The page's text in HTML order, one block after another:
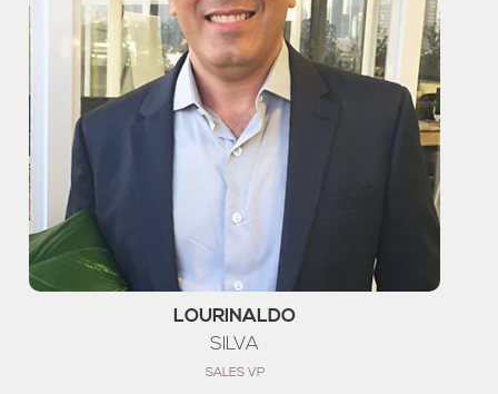
LOURINALDO
SILVA
SALES VP